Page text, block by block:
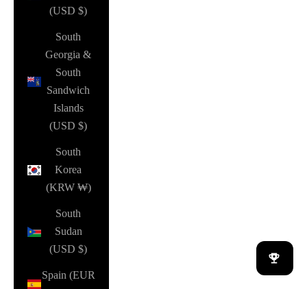
(USD $)
South
Georgia &
South
Sandwich
Islands
(USD $)
South
Korea
(KRW ₩)
South
Sudan
(USD $)
Spain (EUR